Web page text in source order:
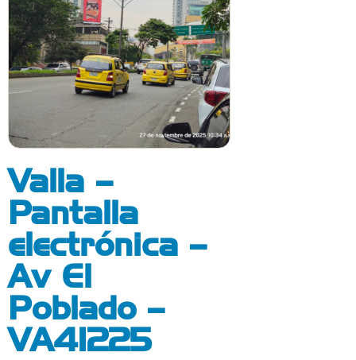
Valla –
Pantalla
electrónica –
Av El
Poblado –
VA41225